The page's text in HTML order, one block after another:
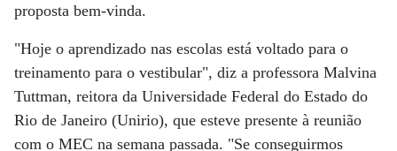
proposta bem-vinda.
"Hoje o aprendizado nas escolas está voltado para o
treinamento para o vestibular", diz a professora Malvina
Tuttman, reitora da Universidade Federal do Estado do
Rio de Janeiro (Unirio), que esteve presente à reunião
com o MEC na semana passada. "Se conseguirmos